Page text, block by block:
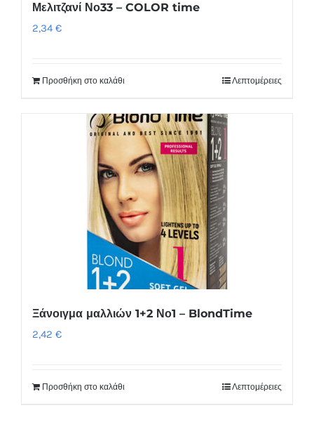
Μελιτζανί Νο33 – COLOR time
2,34 €
Προσθήκη στο καλάθι Λεπτομέρειες
Ξάνοιγμα μαλλιών 1+2 Νο1 – BlondTime
2,42 €
Προσθήκη στο καλάθι Λεπτομέρειες